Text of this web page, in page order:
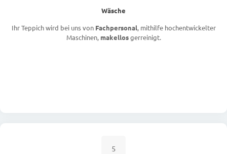
Wäsche
Ihr Teppich wird bei uns von Fachpersonal, mithilfe hochentwickelter
Maschinen, makellosgerreinigt.
5